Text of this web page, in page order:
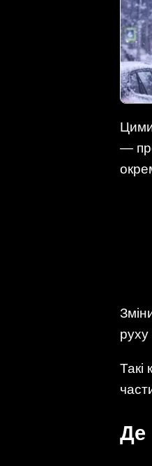
—
руху
Такі
Де